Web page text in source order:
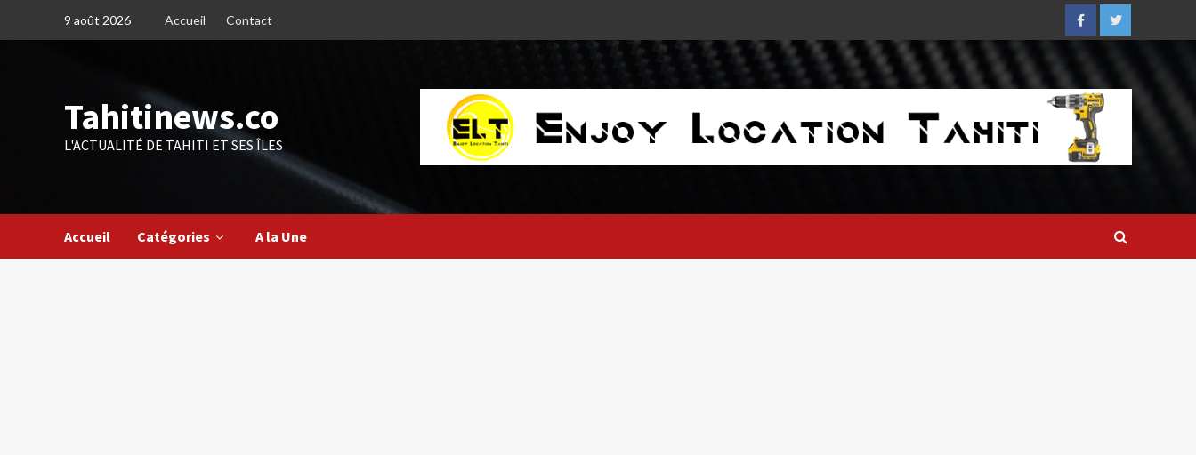
9 août 2026 Accueil Contact
FacebookTwitter
Tahitinews.co
L'ACTUALITÉ DE TAHITI ET SES ÎLES
Accueil Catégories A la Une